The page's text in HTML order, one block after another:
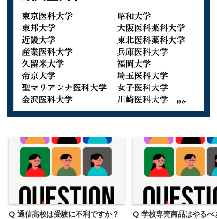
Q. 通信高校は受験に不利ですか？ Q. 学校専売商品はやるべ